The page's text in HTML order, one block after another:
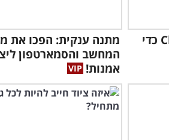
מה צריך לכתוב ל-ChatGPT כדי
מתנה ענקית: הפכו את
המחשב והסמארטפון
אמנות!